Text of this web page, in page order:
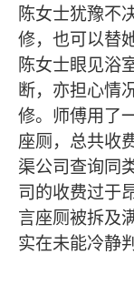
陈女士犹豫不
修，也可以替
陈女士眼见浴
断，亦担心情
修。师傅用了
座厕，总共收
渠公司查询同
司的收费过于
言座厕被拆及
实在未能冷静